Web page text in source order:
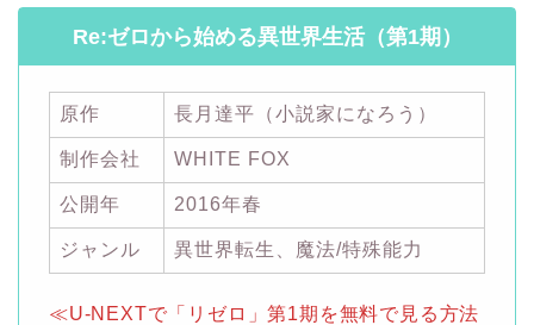
Re:ゼロから始める異世界生活（第1期）
原作 長月達平（小説家になろう）
制作会社 WHITE FOX
公開年 2016年春
ジャンル 異世界転生、魔法/特殊能力
≪U-NEXTで「リゼロ」第1期を無料で見る方法